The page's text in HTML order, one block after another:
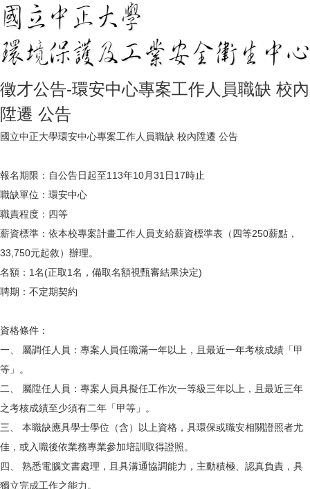
徵才公告-環安中心專案工作人員職缺 校內
陞遷 公告
國立中正大學環安中心專案工作人員職缺 校內陞遷 公告
報名期限：自公告日起至113年10月31日17時止
職缺單位：環安中心
職責程度：四等
薪資標準：依本校專案計畫工作人員支給薪資標準表（四等250薪點，
33,750元起敘）辦理。
名額：1名(正取1名，備取名額視甄審結果決定)
聘期：不定期契約
資格條件：
一、 屬調任人員：專案人員任職滿一年以上，且最近一年考核成績「甲
等」。
二、 屬陞任人員：專案人員具擬任工作次一等級三年以上，且最近三年
之考核成績至少須有二年「甲等」。
三、 本職缺應具學士學位（含）以上資格，具環保或職安相關證照者尤
佳，或入職後依業務專業參加培訓取得證照。
四、 熟悉電腦文書處理，且具溝通協調能力，主動積極、認真負責，具
獨立完成工作之能力。